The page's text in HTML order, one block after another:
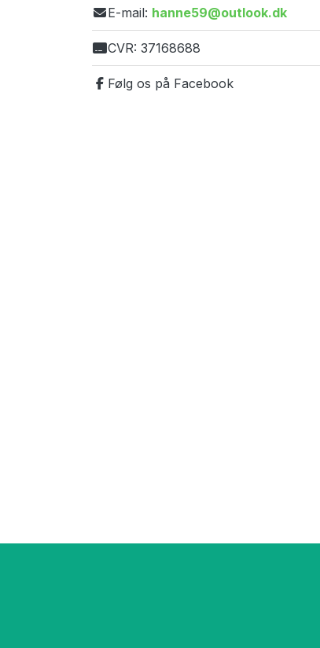
E-mail: hanne59@outlook.dk
CVR: 37168688
Følg os på Facebook